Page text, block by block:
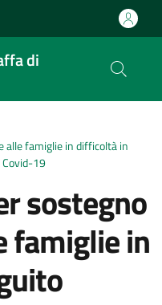
di
alle famiglie in difficoltà in
Covid-19
sostegno
famiglie in